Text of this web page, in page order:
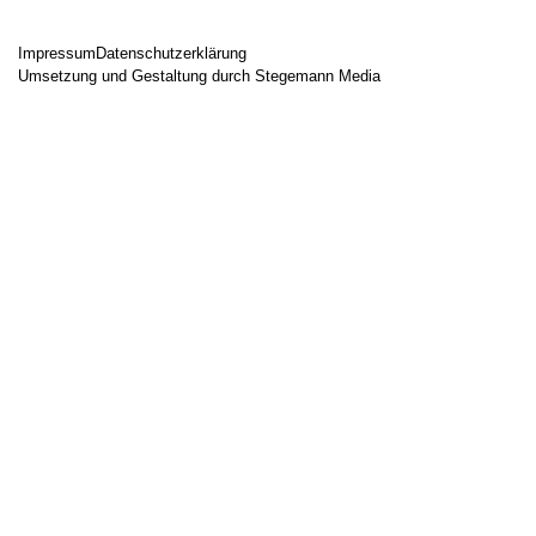
Impressum Datenschutzerklärung
Umsetzung und Gestaltung durch Stegemann Media